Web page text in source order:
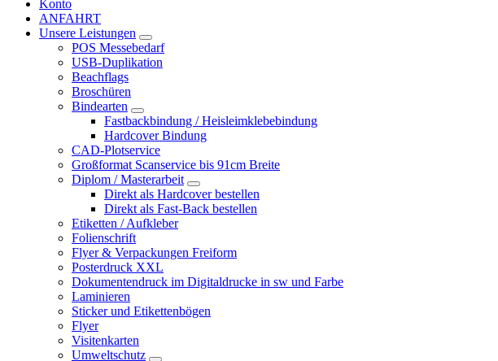
Konto
ANFAHRT
Unsere Leistungen
POS Messebedarf
USB-Duplikation
Beachflags
Broschüren
Bindearten
Fastbackbindung / Heisleimklebebindung
Hardcover Bindung
CAD-Plotservice
Großformat Scanservice bis 91cm Breite
Diplom / Masterarbeit
Direkt als Hardcover bestellen
Direkt als Fast-Back bestellen
Etiketten / Aufkleber
Folienschrift
Flyer & Verpackungen Freiform
Posterdruck XXL
Dokumentendruck im Digitaldrucke in sw und Farbe
Laminieren
Sticker und Etikettenbögen
Flyer
Visitenkarten
Umweltschutz